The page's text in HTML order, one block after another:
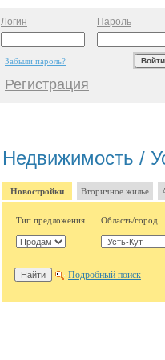
Логин Пароль
Забыли пароль?
Регистрация
Недвижимость /
Новостройки Вторичное жилье
Тип предложения Область/город
Подробный поиск